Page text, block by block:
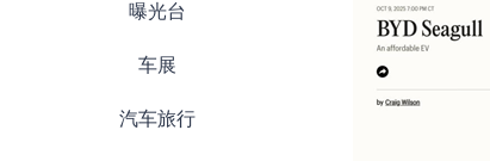
曝光台
车展
汽车旅行